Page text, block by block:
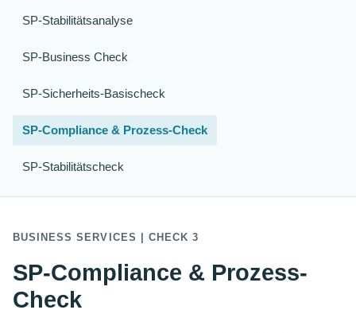
SP-Stabilitätsanalyse
SP-Business Check
SP-Sicherheits-Basischeck
SP-Compliance & Prozess-Check
SP-Stabilitätscheck
BUSINESS SERVICES | CHECK 3
SP-Compliance & Prozess-
Check